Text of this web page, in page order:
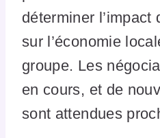
déterminer l’impact
sur l’économie
groupe. Les
en cours, et de
sont attendues